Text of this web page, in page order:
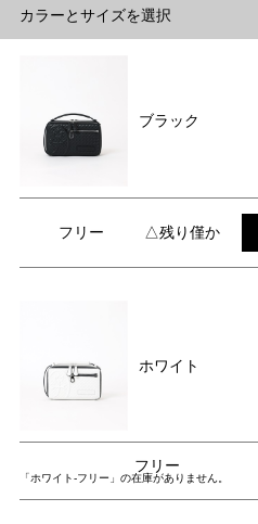
カラーとサイズを選択
ブラック
フリー △残り僅か
ホワイト
フリー
「ホワイト-フリー」の在庫がありません。